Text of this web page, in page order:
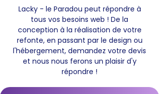
Lacky - le Paradou peut répondre à
tous vos besoins web ! De la
conception à la réalisation de votre
refonte, en passant par le design ou
l'hébergement, demandez votre devis
et nous nous ferons un plaisir d'y
répondre !